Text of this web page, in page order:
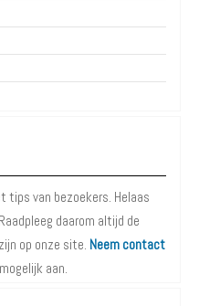
tips van bezoekers. Helaas
daarom altijd de
op onze site. Neem contact
aan.